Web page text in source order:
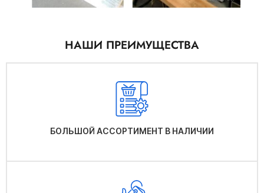
НАШИ ПРЕИМУЩЕСТВА
БОЛЬШОЙ АССОРТИМЕНТ В НАЛИЧИИ